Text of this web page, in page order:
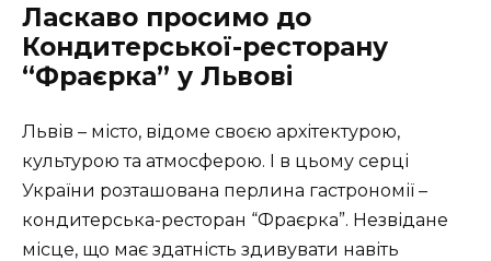
Ласкаво просимо до
Кондитерської-ресторану
“Фраєрка” у Львові
Львів – місто, відоме своєю архітектурою,
культурою та атмосферою. І в цьому серці
України розташована перлина гастрономії –
кондитерська-ресторан “Фраєрка”. Незвідане
місце, що має здатність здивувати навіть